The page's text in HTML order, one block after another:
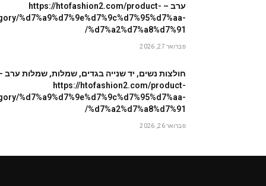
ערב – https://htofashion2.com/product-
%d7%a9%d7%9e%d7%9c%d7%95%d7%aa-
%d7%a2%d7%a8%d7%91/
פברואר 27, 2026
חולצות נשים, יד שנייה בגדים, שמלות, שמלות ערב
https://htofashion2.com/product-
%d7%a9%d7%9e%d7%9c%d7%95%d7%aa-
%d7%a2%d7%a8%d7%91/
פברואר 26, 2026